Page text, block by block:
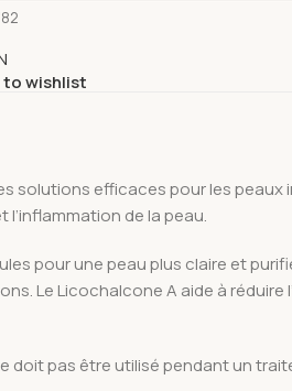
to wishlist
solutions efficaces pour les
de la peau.
pour une peau plus claire et
Le Licochalcone A aide à réduire
pas être utilisé pendant un